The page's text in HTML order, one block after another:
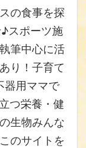
の食事を探
スポーツ施
筆中心に活
り！子育て
器用ママで
つ栄養・健
生物みんな
のサイトを